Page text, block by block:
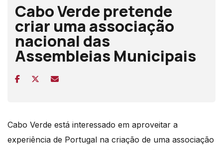
Cabo Verde pretende
criar uma associação
nacional das
Assembleias Municipais
Cabo Verde está interessado em aproveitar a
experiência de Portugal na criação de uma associação